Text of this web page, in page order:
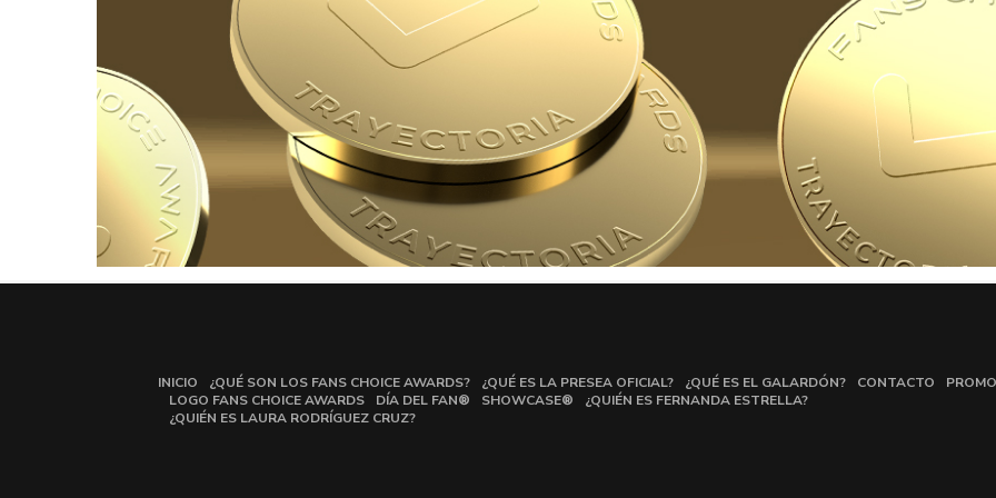
INICIO ¿QUÉ SON LOS FANS CHOICE AWARDS? ¿QUÉ ES LA PRESEA OFICIAL? ¿QUÉ ES EL GALARDÓN? CONTACTO
LOGO FANS CHOICE AWARDS
DÍA DEL FAN® SHOWCASE®
¿QUIÉN ES FERNANDA ESTRELLA?
¿QUIÉN ES LAURA RODRÍGUEZ CRUZ?